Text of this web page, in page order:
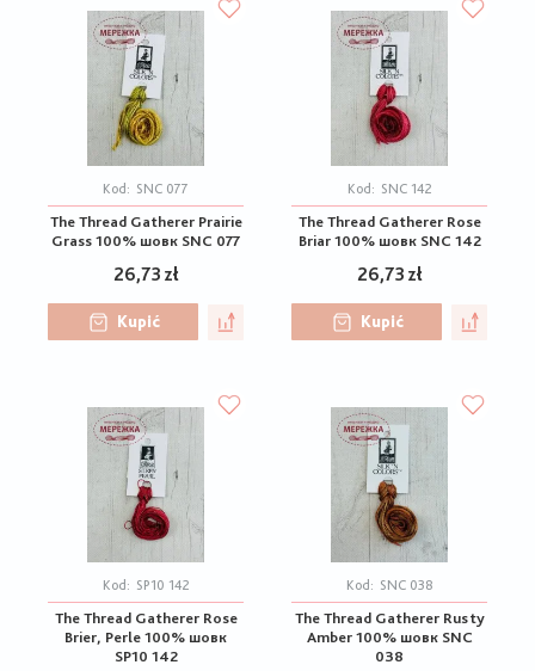
Kod: SNC 077
The Thread Gatherer Prairie
Grass 100% шовк SNC 077
26,73 zł
Kupić
Kod: SNC 142
The Thread Gatherer Rose
Briar 100% шовк SNC 142
26,73 zł
Kupić
Kod: SP10 142
The Thread Gatherer Rose
Brier, Perle 100% шовк
SP10 142
Kod: SNC 038
The Thread Gatherer Rusty
Amber 100% шовк SNC
038